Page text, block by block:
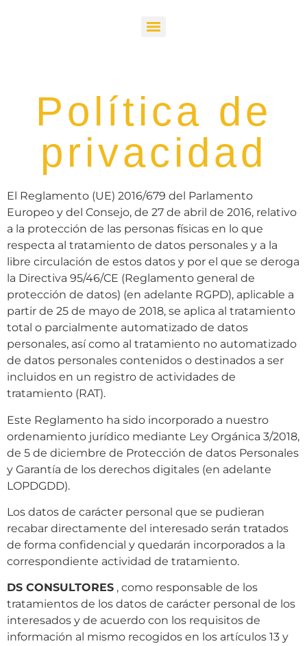
Política de
privacidad
El Reglamento (UE) 2016/679 del Parlamento
Europeo y del Consejo, de 27 de abril de 2016, relativo
a la protección de las personas físicas en lo que
respecta al tratamiento de datos personales y a la
libre circulación de estos datos y por el que se deroga
la Directiva 95/46/CE (Reglamento general de
protección de datos) (en adelante RGPD), aplicable a
partir de 25 de mayo de 2018, se aplica al tratamiento
total o parcialmente automatizado de datos
personales, así como al tratamiento no automatizado
de datos personales contenidos o destinados a ser
incluidos en un registro de actividades de
tratamiento (RAT).
Este Reglamento ha sido incorporado a nuestro
ordenamiento jurídico mediante Ley Orgánica 3/2018,
de 5 de diciembre de Protección de datos Personales
y Garantía de los derechos digitales (en adelante
LOPDGDD).
Los datos de carácter personal que se pudieran
recabar directamente del interesado serán tratados
de forma confidencial y quedarán incorporados a la
correspondiente actividad de tratamiento.
DS CONSULTORES , como responsable de los
tratamientos de los datos de carácter personal de los
interesados y de acuerdo con los requisitos de
información al mismo recogidos en los artículos 13 y